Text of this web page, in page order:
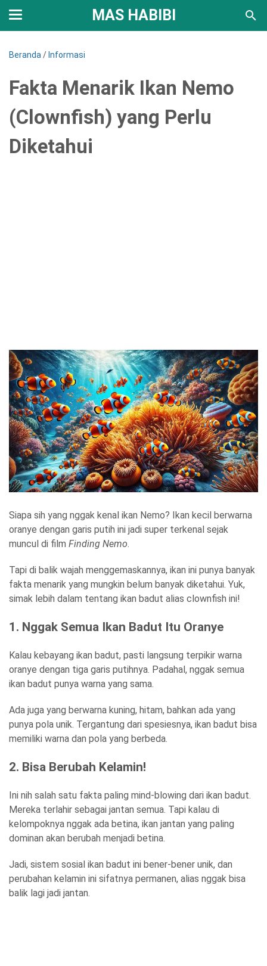
MAS HABIBI
Beranda / Informasi
Fakta Menarik Ikan Nemo
(Clownfish) yang Perlu
Diketahui
Siapa sih yang nggak kenal ikan Nemo? Ikan kecil berwarna
oranye dengan garis putih ini jadi super terkenal sejak
muncul di film Finding Nemo.
Tapi di balik wajah menggemaskannya, ikan ini punya banyak
fakta menarik yang mungkin belum banyak diketahui. Yuk,
simak lebih dalam tentang ikan badut alias clownfish ini!
1. Nggak Semua Ikan Badut Itu Oranye
Kalau kebayang ikan badut, pasti langsung terpikir warna
oranye dengan tiga garis putihnya. Padahal, nggak semua
ikan badut punya warna yang sama.
Ada juga yang berwarna kuning, hitam, bahkan ada yang
punya pola unik. Tergantung dari spesiesnya, ikan badut bisa
memiliki warna dan pola yang berbeda.
2. Bisa Berubah Kelamin!
Ini nih salah satu fakta paling mind-blowing dari ikan badut.
Mereka terlahir sebagai jantan semua. Tapi kalau di
kelompoknya nggak ada betina, ikan jantan yang paling
dominan akan berubah menjadi betina.
Jadi, sistem sosial ikan badut ini bener-bener unik, dan
perubahan kelamin ini sifatnya permanen, alias nggak bisa
balik lagi jadi jantan.